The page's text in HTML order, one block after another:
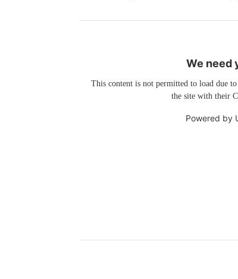
We need
This content is not permitted to load due
the site with their
Powered by